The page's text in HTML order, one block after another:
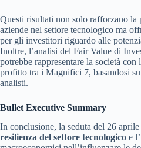
Questi risultati non solo rafforzano la
aziende nel settore tecnologico ma
per gli investitori riguardo alle
Inoltre, l’analisi del Fair Value di
potrebbe rappresentare la società
profitto tra i Magnifici 7, basandosi
analisti.
Bullet Executive Summary
In conclusione, la seduta del 26
resilienza del settore tecnologico e